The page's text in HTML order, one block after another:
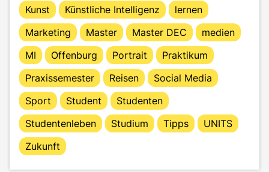
Kunst
Künstliche Intelligenz
lernen
Marketing
Master Master DEC
medien
MI
Offenburg Portrait
Praktikum
Praxissemester
Reisen
Social Media
Sport
Student
Studenten
Studentenleben
Studium Tipps
UNITS
Zukunft